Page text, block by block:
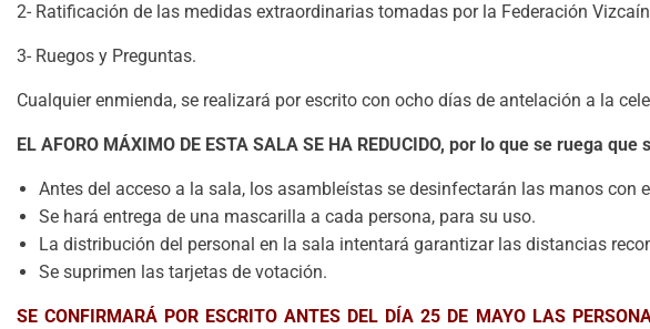
2- Ratificación de las medidas extraordinarias tomadas por la Federación
3- Ruegos y Preguntas.
Cualquier enmienda, se realizará por escrito con ocho días de antelación a la
EL AFORO MÁXIMO DE ESTA SALA SE HA REDUCIDO, por lo que se ruega
Antes del acceso a la sala, los asambleístas se desinfectarán las manos
Se hará entrega de una mascarilla a cada persona, para su uso.
La distribución del personal en la sala intentará garantizar las distancias
Se suprimen las tarjetas de votación.
SE CONFIRMARÁ POR ESCRITO ANTES DEL DÍA 25 DE MAYO LAS